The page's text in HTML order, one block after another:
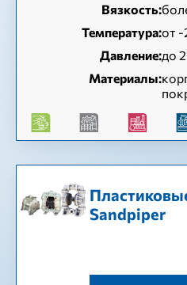
Вязкость:
Температура:от -
Давление:до
Материалы:
Sandpiper